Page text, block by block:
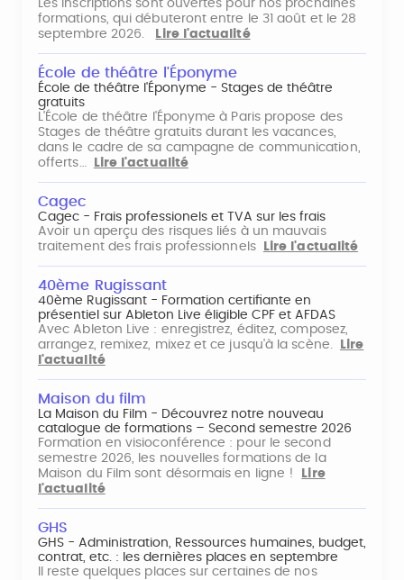
Les inscriptions sont ouvertes pour nos prochaines
formations, qui débuteront entre le 31 août et le 28
septembre 2026.
Lire l'actualité
École de théâtre l'Éponyme
École de théâtre l'Éponyme - Stages de théâtre
gratuits
L'École de théâtre l'Éponyme à Paris propose des
Stages de théâtre gratuits durant les vacances,
dans le cadre de sa campagne de communication,
offerts…
Lire l'actualité
Cagec
Cagec - Frais professionels et TVA sur les frais
Avoir un aperçu des risques liés à un mauvais
traitement des frais professionnels
Lire l'actualité
40ème Rugissant
40ème Rugissant - Formation certifiante en
présentiel sur Ableton Live éligible CPF et AFDAS
Avec Ableton Live : enregistrez, éditez, composez,
arrangez, remixez, mixez et ce jusqu'à la scène.
Lire
l'actualité
Maison du film
La Maison du Film - Découvrez notre nouveau
catalogue de formations – Second semestre 2026
Formation en visioconférence : pour le second
semestre 2026, les nouvelles formations de la
Maison du Film sont désormais en ligne !
Lire
l'actualité
GHS
GHS - Administration, Ressources humaines, budget,
contrat, etc. : les dernières places en septembre
Il reste quelques places sur certaines de nos